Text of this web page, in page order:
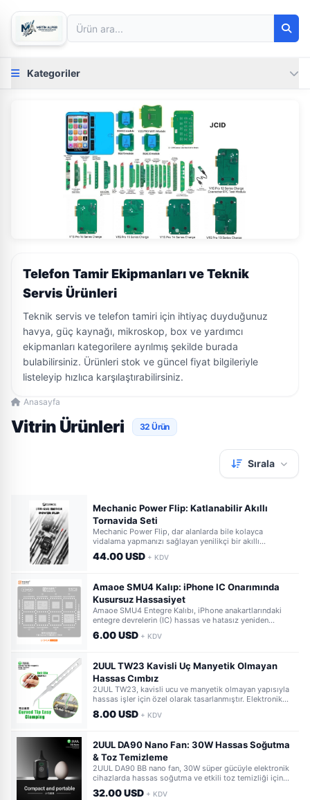
Kategoriler
Telefon Tamir Ekipmanları ve Teknik
Servis Ürünleri
Teknik servis ve telefon tamiri için ihtiyaç duyduğunuz
havya, güç kaynağı, mikroskop, box ve yardımcı
ekipmanları kategorilere ayrılmış şekilde burada
bulabilirsiniz. Ürünleri stok ve güncel fiyat bilgileriyle
listeleyip hızlıca karşılaştırabilirsiniz.
Anasayfa
Vitrin Ürünleri 32 Ürün
Sırala
Mechanic Power Flip: Katlanabilir Akıllı
Tornavida Seti
Mechanic Power Flip, dar alanlarda bile kolayca
vidalama yapmanızı sağlayan yenilikçi bir akıllı
tornavida setidir. Ergonomik katlanabilir tasarımı ve
güçlü motoruyla her türlü tamir işinizde yanınızda.
44.00 USD + KDV
Amaoe SMU4 Kalıp: iPhone IC Onarımında
Kusursuz Hassasiyet
Amaoe SMU4 Entegre Kalıbı, iPhone anakartlarındaki
entegre devrelerin (IC) hassas ve hatasız yeniden
lehimlenmesi için özel olarak tasarlanmıştır. Dayanıklı
yapısıyla profesyonel teknisyenlere güvenilir bir çözüm
6.00 USD + KDV
2UUL TW23 Kavisli Uç Manyetik Olmayan
Hassas Cımbız
2UUL TW23, kavisli ucu ve manyetik olmayan yapısıyla
hassas işler için özel olarak tasarlanmıştır. Elektronik
bileşenleri güvenle manipüle ederken üstün kontrol ve
doğruluk sunar. Her detayı özenle kavrayın.
8.00 USD + KDV
2UUL DA90 Nano Fan: 30W Hassas Soğutma
& Toz Temizleme
2UUL DA90 BB nano fan, 30W süper gücüyle elektronik
cihazlarda hassas soğutma ve etkili toz temizliği için
idealdir. Kompakt tasarımıyla dar alanlarda bile üstün
performans sunar.
32.00 USD + KDV